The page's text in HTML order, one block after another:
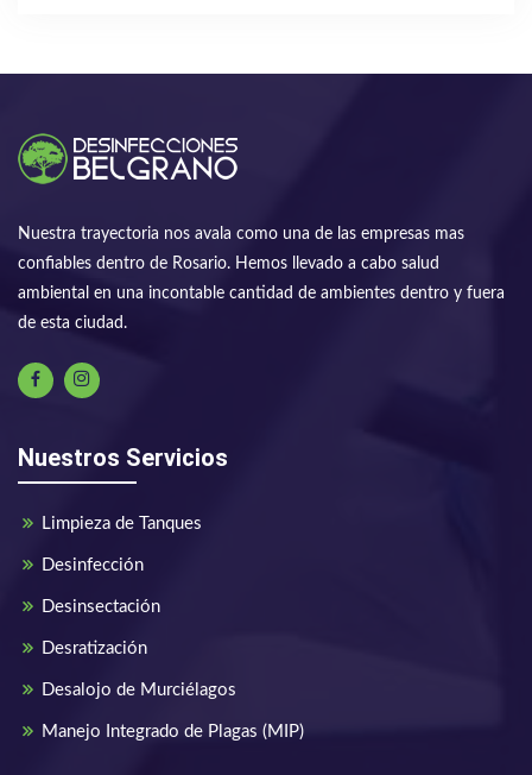
Nuestra trayectoria nos avala como una de las empresas mas
confiables dentro de Rosario. Hemos llevado a cabo salud
ambiental en una incontable cantidad de ambientes dentro y fuera
de esta ciudad.
Nuestros Servicios
Limpieza de Tanques
Desinfección
Desinsectación
Desratización
Desalojo de Murciélagos
Manejo Integrado de Plagas (MIP)